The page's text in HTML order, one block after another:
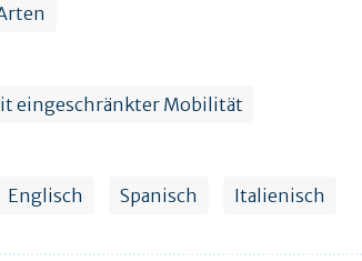
eingeschränkter Mobilität
Englisch Spanisch Italienisch